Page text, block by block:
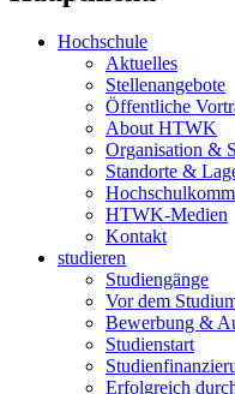
Hochschule
Aktuelles
Stellenangebote
Öffentliche
About HTWK
Organisation &
Standorte &
HTWK-Medien
Kontakt
studieren
Studiengänge
Vor dem
Bewerbung &
Studienstart
Erfolgreich